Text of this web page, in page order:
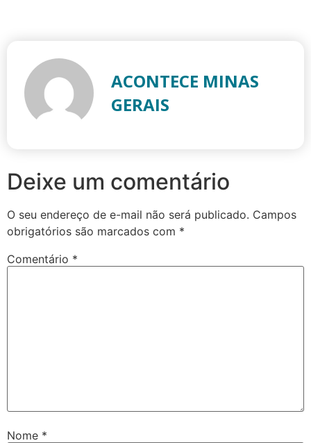
ACONTECE MINAS
GERAIS
Deixe um comentário
O seu endereço de e-mail não será publicado. Campos
obrigatórios são marcados com *
Comentário *
Nome *